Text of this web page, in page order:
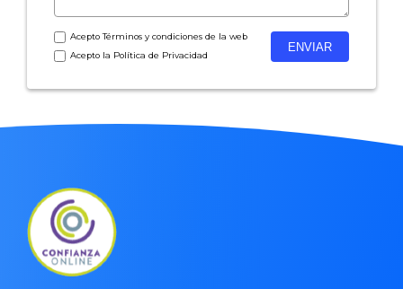
AceptoTérminos y condicionesde la web
Acepto la Política de Privacidad